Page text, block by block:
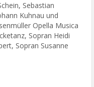
Sebastian
Kuhnau und
Opella Musica
Sopran Heidi
Sopran Susanne